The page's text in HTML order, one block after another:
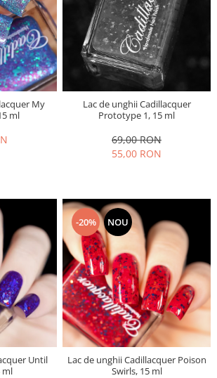
My
ml
Lac de unghii Cadillacquer
Prototype 1, 15 ml
69,00 RON
55,00 RON
Until
ml
-20% NOU
Lac de unghii Cadillacquer Poison
Swirls, 15 ml